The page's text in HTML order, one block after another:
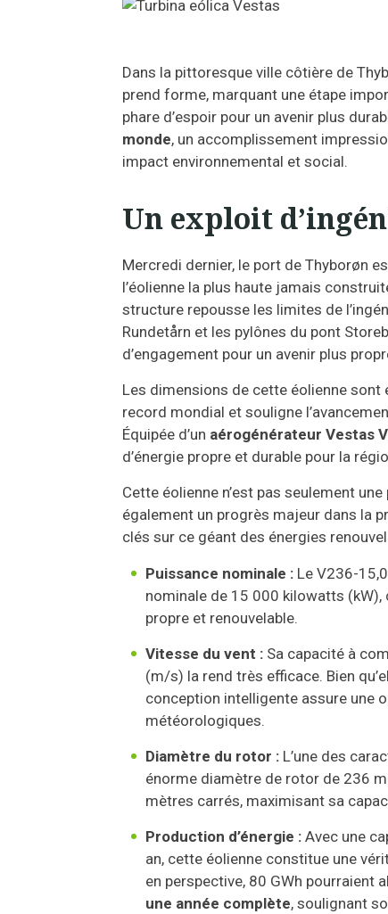
Dans la pittoresque ville côtière de
prend forme, marquant une étape
phare d’espoir pour un avenir plus
monde, un accomplissement
impact environnemental et social.
Un exploit
Mercredi dernier, le port de Thyborøn
l’éolienne la plus haute jamais
structure repousse les limites de
Rundetårn et les pylônes du pont
d’engagement pour un avenir plus
Les dimensions de cette éolienne sont
record mondial et souligne
Équipée d’un aérogénérateur Vestas
d’énergie propre et durable pour la
Cette éolienne n’est pas seulement
également un progrès majeur dans la
clés sur ce géant des énergies
Puissance nominale : Le V236-
nominale de 15 000 kilowatts (kW),
propre et renouvelable.
Vitesse du vent : Sa capacité à
(m/s) la rend très efficace. Bien
conception intelligente assure une
météorologiques.
Diamètre du rotor : L’une des
énorme diamètre de rotor de 236
mètres carrés, maximisant sa
Production d’énergie : Avec une
an, cette éolienne constitue une
en perspective, 80 GWh pourraient
une année complète, soulignant